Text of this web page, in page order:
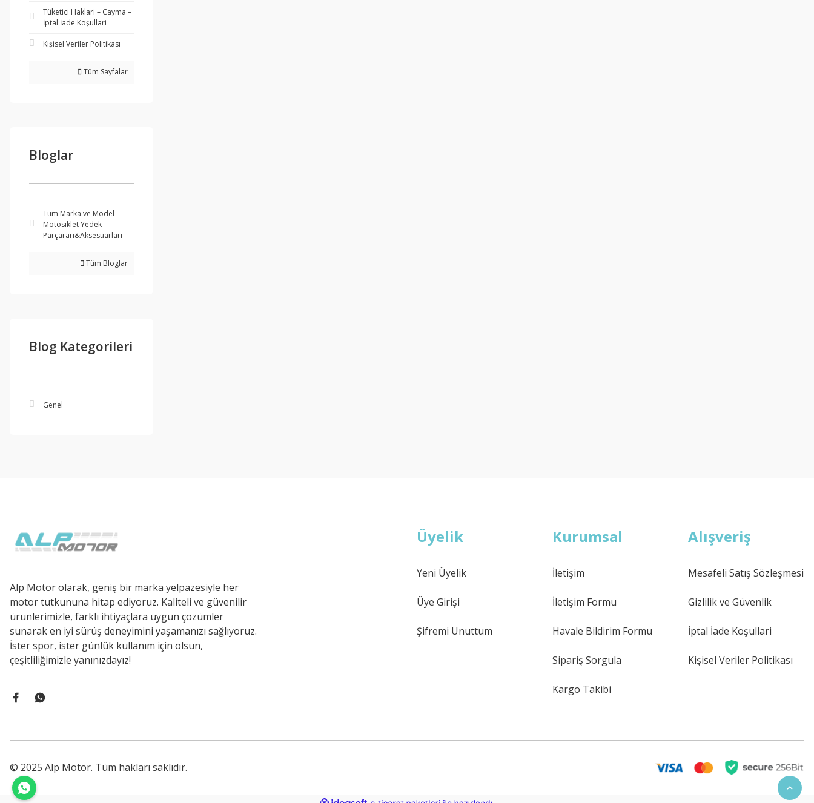
Tüketici Haklari – Cayma –
İptal İade Koşullari
Kişisel Veriler Politikası
Tüm Sayfalar
Bloglar
Tüm Marka ve Model
Motosiklet Yedek
Parçararı&Aksesuarları
Tüm Bloglar
Blog Kategorileri
Genel
Alp Motor olarak, geniş bir marka yelpazesiyle her
motor tutkununa hitap ediyoruz. Kaliteli ve güvenilir
ürünlerimizle, farklı ihtiyaçlara uygun çözümler
sunarak en iyi sürüş deneyimini yaşamanızı sağlıyoruz.
İster spor, ister günlük kullanım için olsun,
çeşitliliğimizle yanınızdayız!
Üyelik
Yeni Üyelik
Üye Girişi
Şifremi Unuttum
Kurumsal
İletişim
İletişim Formu
Havale Bildirim Formu
Sipariş Sorgula
Kargo Takibi
Alışveriş
Mesafeli Satış Sözleşmesi
Gizlilik ve Güvenlik
İptal İade Koşullari
Kişisel Veriler Politikası
© 2025 Alp Motor. Tüm hakları saklıdır.